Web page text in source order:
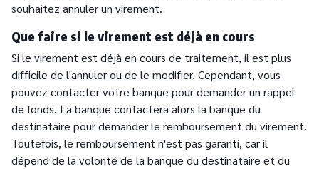
souhaitez annuler un virement.
Que faire si le virement est déjà en cours
Si le virement est déjà en cours de traitement, il est plus
difficile de l'annuler ou de le modifier. Cependant, vous
pouvez contacter votre banque pour demander un rappel
de fonds. La banque contactera alors la banque du
destinataire pour demander le remboursement du virement.
Toutefois, le remboursement n'est pas garanti, car il
dépend de la volonté de la banque du destinataire et du